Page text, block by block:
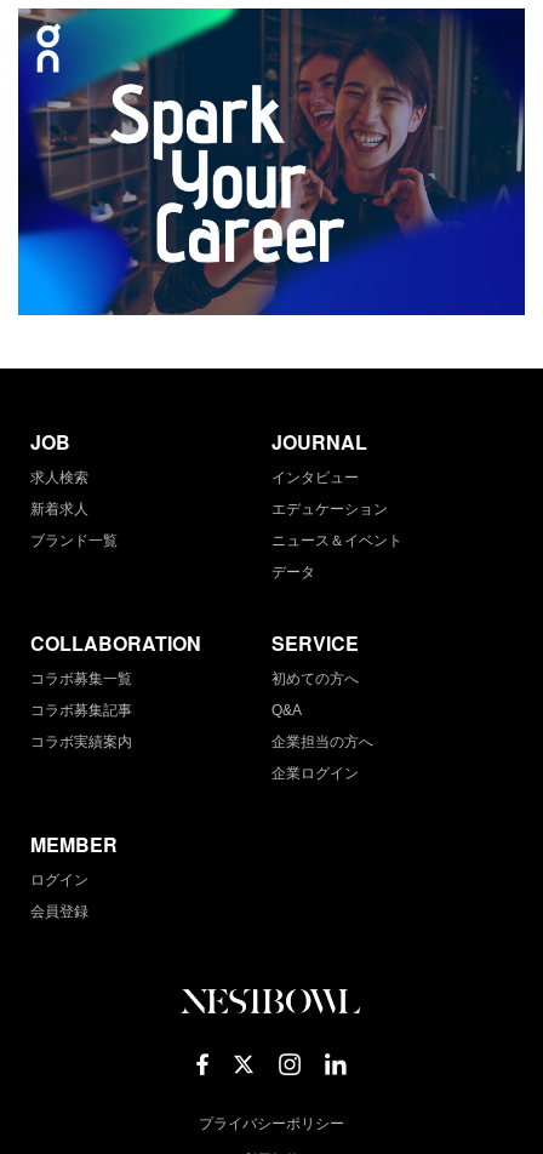
JOB
求人検索
新着求人
ブランド一覧
JOURNAL
インタビュー
エデュケーション
ニュース＆イベント
データ
COLLABORATION
コラボ募集一覧
コラボ募集記事
コラボ実績案内
SERVICE
初めての方へ
Q&A
企業担当の方へ
企業ログイン
MEMBER
ログイン
会員登録
プライバシーポリシー